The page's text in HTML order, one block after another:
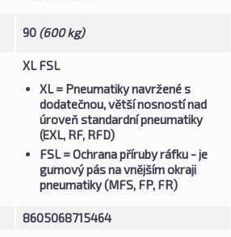
90 (600 kg)
XL FSL
XL= Pneumatiky navržené s
dodatečnou, větší nosností nad
úroveň standardní pneumatiky
(EXL, RF, RFD)
FSL= Ochrana příruby ráfku - je
gumový pás na vnějším okraji
pneumatiky (MFS, FP, FR)
8605068715464